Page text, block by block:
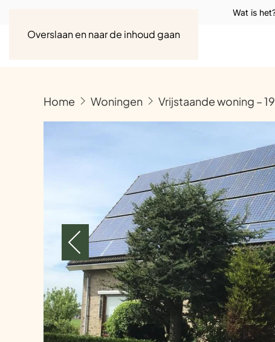
Overslaan en naar de inhoud gaan
Wat is
Home Woningen Vrijstaande woning –